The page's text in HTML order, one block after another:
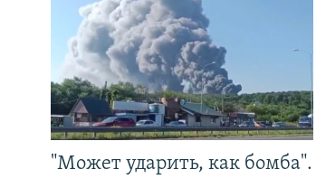
"Может ударить, как бомба".